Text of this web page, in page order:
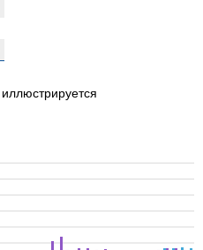
иллюстрируется